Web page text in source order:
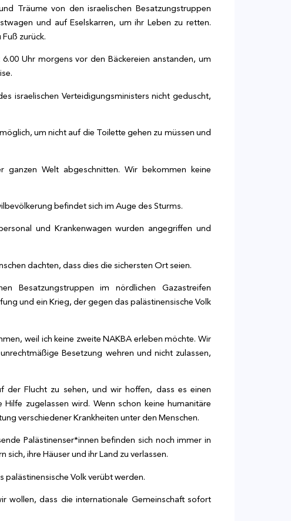
Träume von den israelischen Besatzungstruppen
und auf Eselskarren, um ihr Leben zu retten.
zurück.
Uhr morgens vor den Bäckereien anstanden, um
israelischen Verteidigungsministers nicht geduscht,
um nicht auf die Toilette gehen zu müssen und
Welt abgeschnitten. Wir bekommen keine
befindet sich im Auge des Sturms.
und Krankenwagen wurden angegriffen und
dachten, dass dies die sichersten Ort seien.
Besatzungstruppen im nördlichen Gazastreifen
und ein Krieg, der gegen das palästinensische Volk
weil ich keine zweite NAKBA erleben möchte. Wir
Besetzung wehren und nicht zulassen,
Flucht zu sehen, und wir hoffen, dass es einen
zugelassen wird. Wenn schon keine humanitäre
verschiedener Krankheiten unter den Menschen.
Palästinenser*innen befinden sich noch immer in
ihre Häuser und ihr Land zu verlassen.
palästinensische Volk verübt werden.
wollen, dass die internationale Gemeinschaft sofort